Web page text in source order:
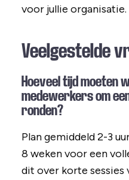
voor jullie organisatie.
Veelgestelde
Hoeveel tijd moeten
medewerkers om
ronden?
Plan gemiddeld 2-3
8 weken voor een
dit over korte sessies